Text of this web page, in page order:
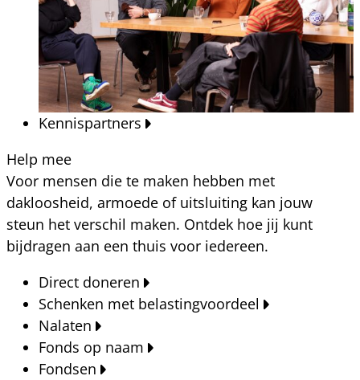
Kennispartners
Help mee
Voor mensen die te maken hebben met
dakloosheid, armoede of uitsluiting kan jouw
steun het verschil maken. Ontdek hoe jij kunt
bijdragen aan een thuis voor iedereen.
Direct doneren
Schenken met belastingvoordeel
Nalaten
Fonds op naam
Fondsen